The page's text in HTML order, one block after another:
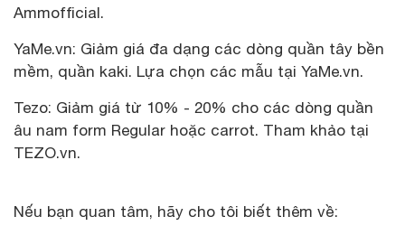
Ammofficial.
YaMe.vn: Giảm giá đa dạng các dòng quần tây bền
mềm, quần kaki. Lựa chọn các mẫu tại YaMe.vn.
Tezo: Giảm giá từ 10% - 20% cho các dòng quần
âu nam form Regular hoặc carrot. Tham khảo tại
TEZO.vn.
Nếu bạn quan tâm, hãy cho tôi biết thêm về: